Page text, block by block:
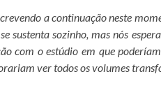
a continuação neste
sustenta sozinho, mas nós
com o estúdio em que
ver todos os volumes